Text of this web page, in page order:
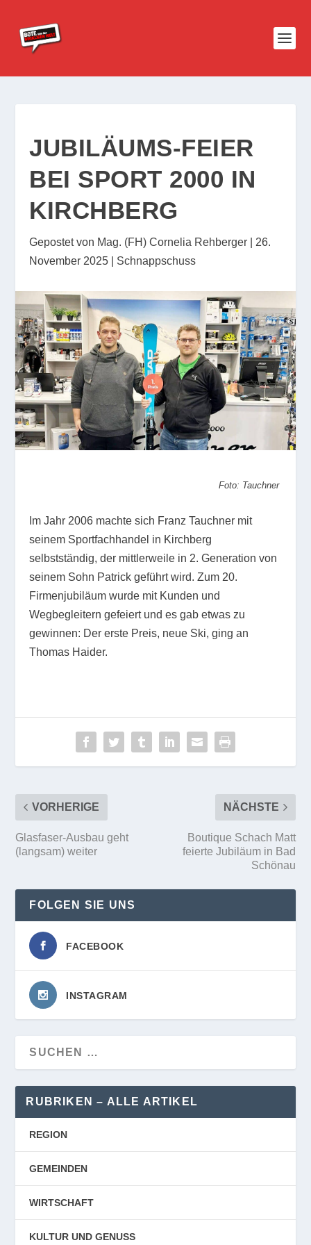
JUBILÄUMS-FEIER
BEI SPORT 2000 IN
KIRCHBERG
Gepostet von Mag. (FH) Cornelia Rehberger
26.
November 2025
Schnappschuss
Foto: Tauchner
Im Jahr 2006 machte sich Franz Tauchner mit
seinem Sportfachhandel in Kirchberg
selbstständig, der mittlerweile in 2. Generation von
seinem Sohn Patrick geführt wird. Zum 20.
Firmenjubiläum wurde mit Kunden und
Wegbegleitern gefeiert und es gab etwas zu
gewinnen: Der erste Preis, neue Ski, ging an
Thomas Haider.
VORHERIGE
Glasfaser-Ausbau geht
(langsam) weiter
NÄCHSTE
Boutique Schach Matt
feierte Jubiläum in Bad
Schönau
FOLGEN SIE UNS
FACEBOOK
INSTAGRAM
RUBRIKEN – ALLE ARTIKEL
REGION
GEMEINDEN
WIRTSCHAFT
KULTUR UND GENUSS